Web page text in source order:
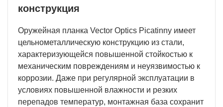
конструкция
Оружейная планка Vector Optics Picatinny имеет
цельнометаллическую конструкцию из стали,
характеризующейся повышенной стойкостью к
механическим повреждениям и неуязвимостью к
коррозии. Даже при регулярной эксплуатации в
условиях повышенной влажности и резких
перепадов температур, монтажная база сохранит